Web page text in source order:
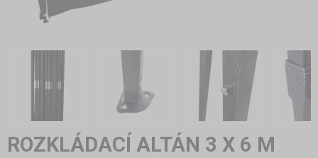
ROZKLÁDACÍ ALTÁN 3 X 6 M